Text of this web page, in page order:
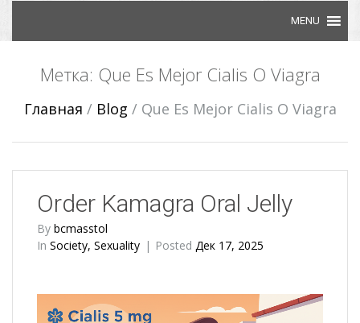
Метка: Que Es Mejor Cialis O Viagra
Главная / Blog / Que Es Mejor Cialis O Viagra
Order Kamagra Oral Jelly
By bcmasstol
In Society, Sexuality Posted Дек 17, 2025